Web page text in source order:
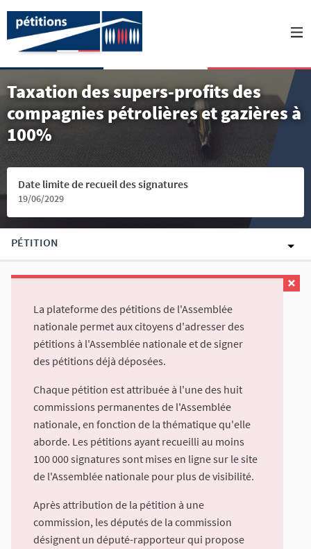
Taxation des supers-profits des
compagnies pétrolières et gazières à
100%
Date limite de recueil des signatures
19/06/2029
PÉTITION
La plateforme des pétitions de l'Assemblée
nationale permet aux citoyens d'adresser des
pétitions à l'Assemblée nationale et de signer
des pétitions déjà déposées.
Chaque pétition est attribuée à l'une des huit
commissions permanentes de l'Assemblée
nationale, en fonction de la thématique qu'elle
aborde. Les pétitions ayant recueilli au moins
100 000 signatures sont mises en ligne sur le site
de l'Assemblée nationale pour plus de visibilité.
Après attribution de la pétition à une
commission, les députés de la commission
désignent un député-rapporteur qui propose